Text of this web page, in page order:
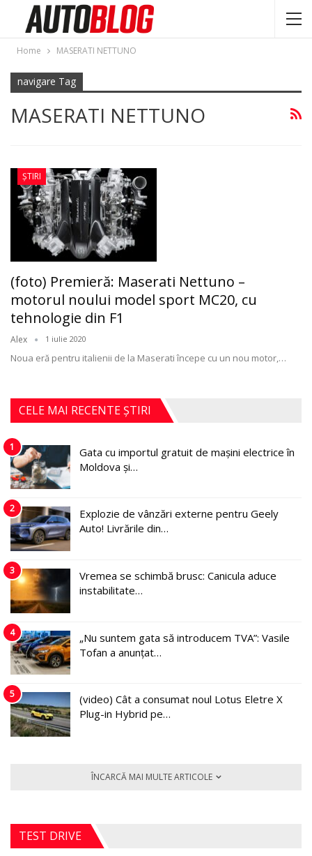
Home MASERATI NETTUNO
navigare Tag
MASERATI NETTUNO
ȘTIRI
(foto) Premieră: Maserati Nettuno –
motorul noului model sport MC20, cu
tehnologie din F1
Alex 1 iulie 2020
Noua eră pentru italienii de la Maserati începe cu un nou motor,…
CELE MAI RECENTE ȘTIRI
1
Gata cu importul gratuit de mașini electrice în
Moldova și…
2
Explozie de vânzări externe pentru Geely
Auto! Livrările din…
3
Vremea se schimbă brusc: Canicula aduce
instabilitate…
4
„Nu suntem gata să introducem TVA”: Vasile
Tofan a anunțat…
5
(video) Cât a consumat noul Lotus Eletre X
Plug-in Hybrid pe…
ÎNCARCĂ MAI MULTE ARTICOLE
TEST DRIVE